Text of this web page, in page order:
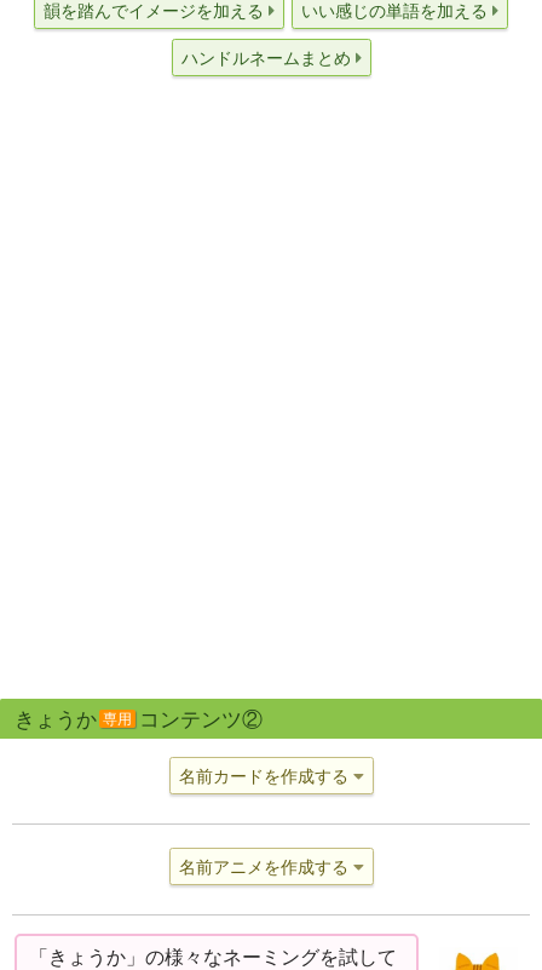
韻を踏んでイメージを加える いい感じの単語を加える
ハンドルネームまとめ
きょうか 専用 コンテンツ②
名前カードを作成する
名前アニメを作成する
「きょうか」の様々なネーミングを試して